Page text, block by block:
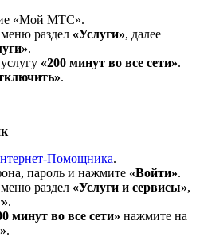
«Мой МТС».
раздел «Услуги», далее
.
«200 минут во все сети».
.
Помощника.
пароль и нажмите «Войти».
раздел «Услуги и сервисы»,
.
минут во все сети» нажмите на
.